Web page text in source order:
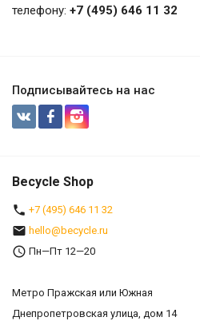
телефону: +7 (495) 646 11 32
Подписывайтесь на нас
Becycle Shop
+7 (495) 646 11 32
hello@becycle.ru
Пн—Пт 12—20
Метро Пражская или Южная
Днепропетровская улица, дом 14